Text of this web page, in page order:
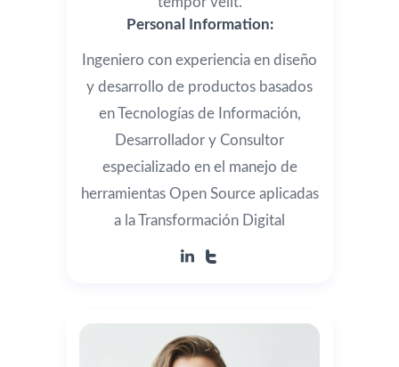
Personal Information:
Ingeniero con experiencia en diseño
y desarrollo de productos basados
en Tecnologías de Información,
Desarrollador y Consultor
especializado en el manejo de
herramientas Open Source aplicadas
a la Transformación Digital